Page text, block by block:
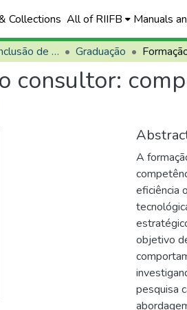
Collections All of RIIFB Manuals
Trabalhos de Conclusão de Curso (TCCs) Graduação
consultor:
A
eficiência
objetivo
pesquisa